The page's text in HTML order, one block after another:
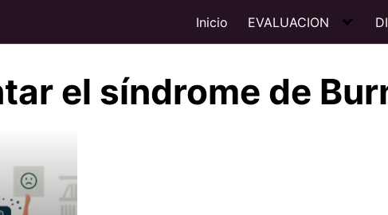
Inicio EVALUACION
el síndrome de